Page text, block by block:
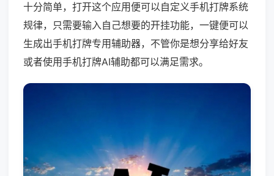
十分简单，打开这个应用便可以自定义手机打牌系统
规律，只需要输入自己想要的开挂功能，一键便可以
生成出手机打牌专用辅助器，不管你是想分享给好友
或者使用手机打牌AI辅助都可以满足需求。